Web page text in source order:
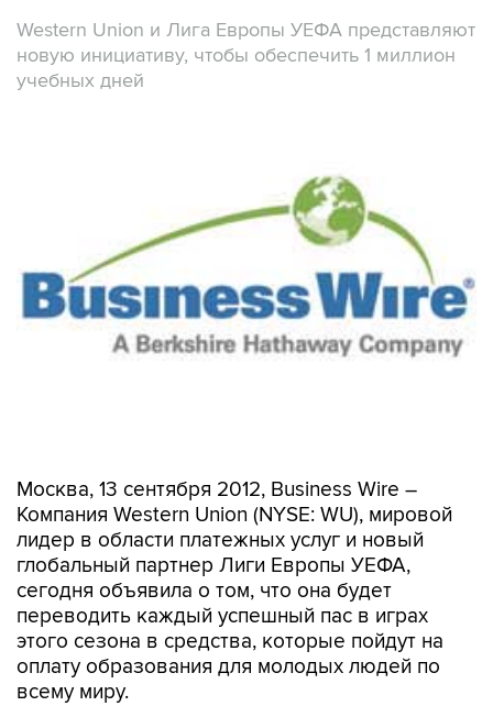
Western Union и Лига Европы УЕФА представляют
новую инициативу, чтобы обеспечить 1 миллион
учебных дней
Москва, 13 сентября 2012, Business Wire –
Компания Western Union (NYSE: WU), мировой
лидер в области платежных услуг и новый
глобальный партнер Лиги Европы УЕФА,
сегодня объявила о том, что она будет
переводить каждый успешный пас в играх
этого сезона в средства, которые пойдут на
оплату образования для молодых людей по
всему миру.